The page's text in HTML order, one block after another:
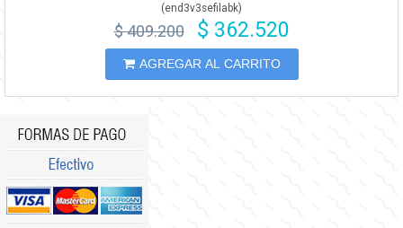
(end3v3sefilabk)
$ 409.200 $ 362.520
AGREGAR AL CARRITO